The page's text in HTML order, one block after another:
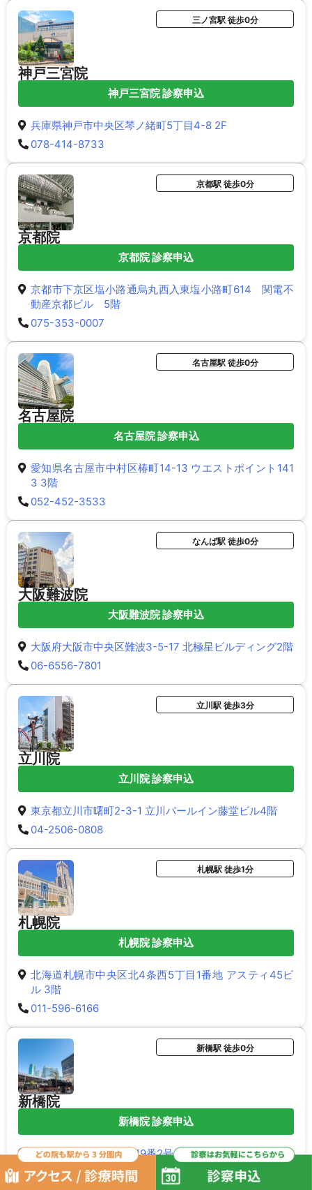
神戸三宮院
三ノ宮駅 徒歩0分
神戸三宮院 診察申込
兵庫県神戸市中央区琴ノ緒町5丁目4-8 2F
078-414-8733
京都院
京都駅 徒歩0分
京都院 診察申込
京都市下京区塩小路通烏丸西入東塩小路町614 関電不
動産京都ビル 5階
075-353-0007
名古屋院
名古屋駅 徒歩0分
名古屋院 診察申込
愛知県名古屋市中村区椿町14-13 ウエストポイント141
3 3階
052-452-3533
大阪難波院
なんば駅 徒歩0分
大阪難波院 診察申込
大阪府大阪市中央区難波3-5-17 北極星ビルディング2階
06-6556-7801
立川院
立川駅 徒歩3分
立川院 診察申込
東京都立川市曙町2-3-1 立川パールイン藤堂ビル4階
04-2506-0808
札幌院
札幌駅 徒歩1分
札幌院 診察申込
北海道札幌市中央区北4条西5丁目1番地 アスティ45ビ
ル 3階
011-596-6166
新橋院
新橋駅 徒歩0分
新橋院 診察申込
東京都港区新橋二丁目19番2号 リプロ新橋ビル 5階